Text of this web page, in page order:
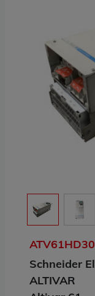
Schneider
ALTIVAR